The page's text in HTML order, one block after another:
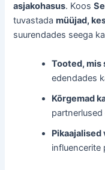
asjakohasus. Koos
tuvastadamüüjad,
suurendades seega
Tooted, mis
edendades
Kõrgemad
influencerite